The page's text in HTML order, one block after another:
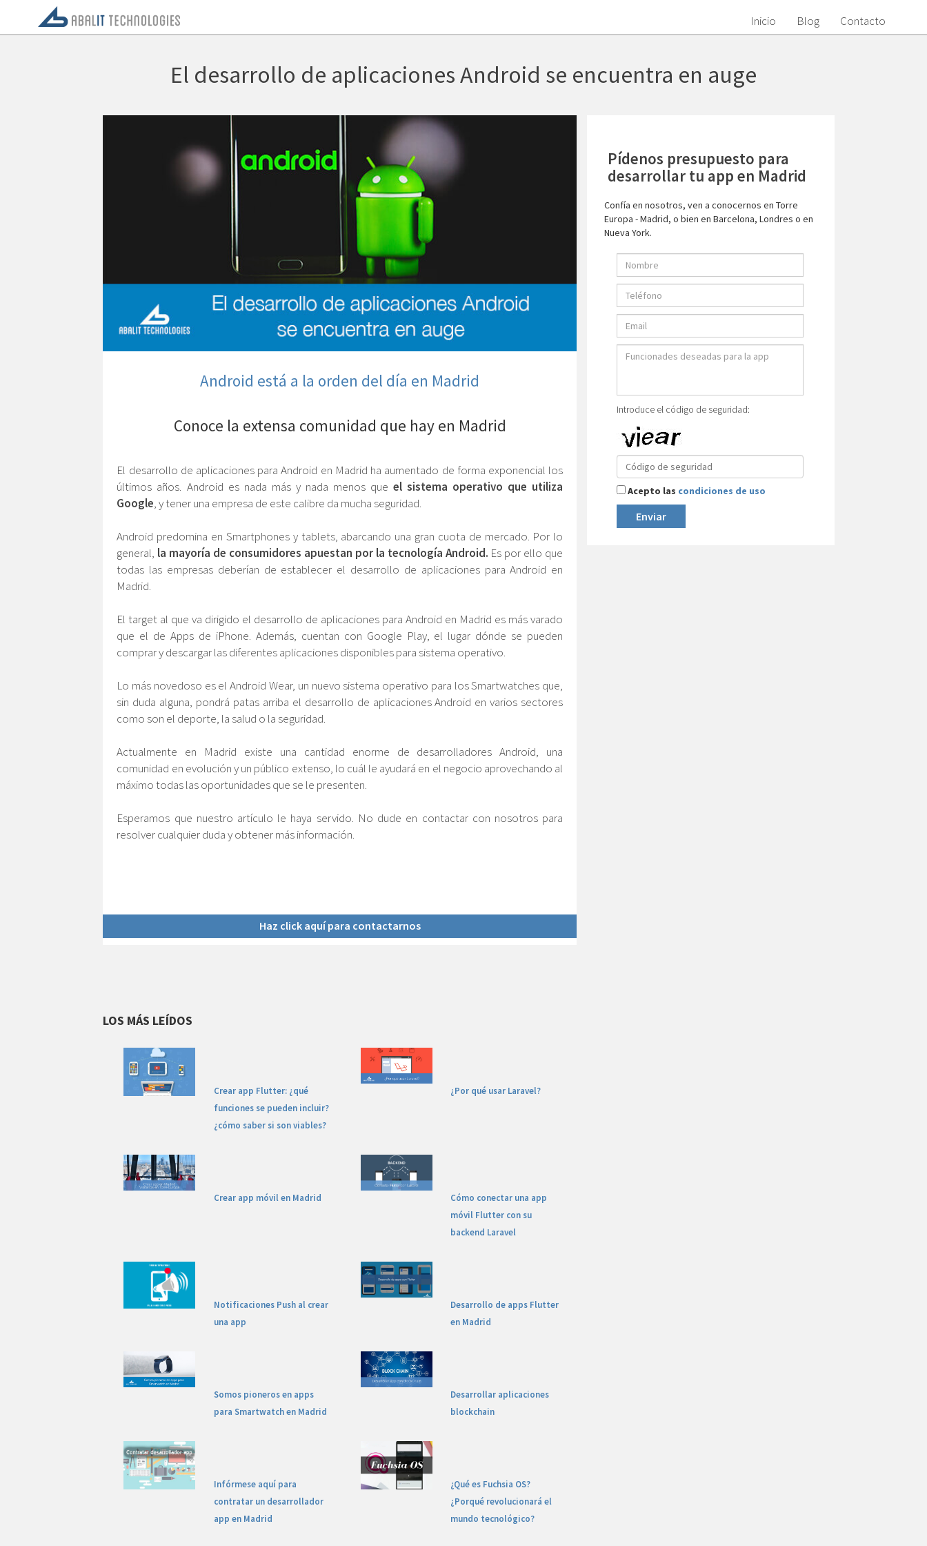
Inicio Blog Contacto
El desarrollo de aplicaciones Android se encuentra en auge
Android está a la orden del día en Madrid
Conoce la extensa comunidad que hay en Madrid
El desarrollo de aplicaciones para Android en Madrid ha aumentado de forma exponencial los
últimos años. Android es nada más y nada menos que el sistema operativo que utiliza
Google, y tener una empresa de este calibre da mucha seguridad.
Android predomina en Smartphones y tablets, abarcando una gran cuota de mercado. Por lo
general, la mayoría de consumidores apuestan por la tecnología Android. Es por ello que
todas las empresas deberían de establecer el desarrollo de aplicaciones para Android en
Madrid.
El target al que va dirigido el desarrollo de aplicaciones para Android en Madrid es más varado
que el de Apps de iPhone. Además, cuentan con Google Play, el lugar dónde se pueden
comprar y descargar las diferentes aplicaciones disponibles para sistema operativo.
Lo más novedoso es el Android Wear, un nuevo sistema operativo para los Smartwatches que,
sin duda alguna, pondrá patas arriba el desarrollo de aplicaciones Android en varios sectores
como son el deporte, la salud o la seguridad.
Actualmente en Madrid existe una cantidad enorme de desarrolladores Android, una
comunidad en evolución y un público extenso, lo cuál le ayudará en el negocio aprovechando al
máximo todas las oportunidades que se le presenten.
Esperamos que nuestro artículo le haya servido. No dude en contactar con nosotros para
resolver cualquier duda y obtener más información.
Haz click aquí para contactarnos
LOS MÁS LEÍDOS
Crear app Flutter: ¿qué
funciones se pueden incluir?
¿cómo saber si son viables?
¿Por qué usar Laravel?
Crear app móvil en Madrid
Cómo conectar una app
móvil Flutter con su
backend Laravel
Notificaciones Push al crear
una app
Desarrollo de apps Flutter
en Madrid
Somos pioneros en apps
para Smartwatch en Madrid
Desarrollar aplicaciones
blockchain
Infórmese aquí para
contratar un desarrollador
app en Madrid
¿Qué es Fuchsia OS?
¿Porqué revolucionará el
mundo tecnológico?
Pídenos presupuesto para
desarrollar tu app en Madrid
Confía en nosotros, ven a conocernos en Torre
Europa - Madrid, o bien en Barcelona, Londres o en
Nueva York.
Introduce el código de seguridad:
Acepto las condiciones de uso
Enviar